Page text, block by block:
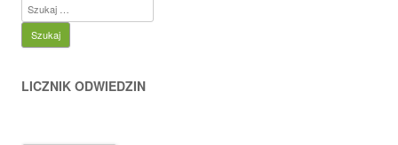
Szukaj:
LICZNIK ODWIEDZIN